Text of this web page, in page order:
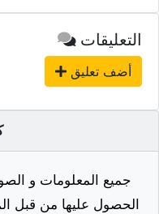
التعليقات
أضف تعليق
جميع المعلومات و
الحصول عليها من قبل